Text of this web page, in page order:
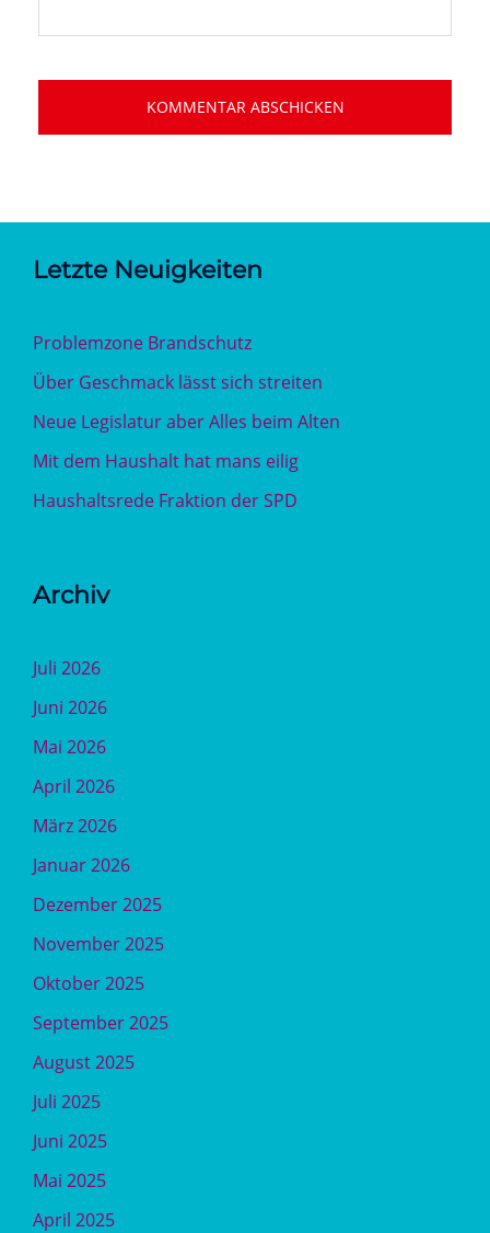
Letzte Neuigkeiten
Problemzone Brandschutz
Über Geschmack lässt sich streiten
Neue Legislatur aber Alles beim Alten
Mit dem Haushalt hat mans eilig
Haushaltsrede Fraktion der SPD
Archiv
Juli 2026
Juni 2026
Mai 2026
April 2026
März 2026
Januar 2026
Dezember 2025
November 2025
Oktober 2025
September 2025
August 2025
Juli 2025
Juni 2025
Mai 2025
April 2025